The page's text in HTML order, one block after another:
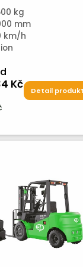
kg
mm
km/h
Kč Detail